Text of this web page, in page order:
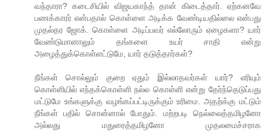
வந்தாரா? கடைசியில் விஜயகாந்த் தான் கிடைத்தார். ஏற்கனவே
பணக்காரர் என்பதால் கொள்ளை அடிக்க வேண்டியதில்லை என்பது
முதல்தர ஜோக். கொள்ளை அடிப்பவர் எல்லோரும் ஏழைகளா? யார்
வேண்டுமானாலும் தங்களை உயர் சாதி என்று
அழைத்துக்கொள்ளட்டுமே, யார் தடுத்தார்கள்?
நீங்கள் சொல்லும் குறை ஏதும் இல்லாதவர்கள் யார்? எரியும்
கொள்ளியில் எந்தக்கொள்ளி நல்ல கொள்ளி என்று தேர்ந்தெடுப்பது
மட்டுமே உங்களுக்கு வழங்கப்பட்டிருக்கும் உரிமை. அதற்க்கு மட்டும்
நீங்கள் பதில் சொன்னால் போதும். மற்றபடி நெல்லைத்தமிழனோ
அல்லது மதுரைத்தமிழனோ முதலமைச்சராக